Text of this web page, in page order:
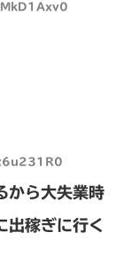
から大失業時
出稼ぎに行く